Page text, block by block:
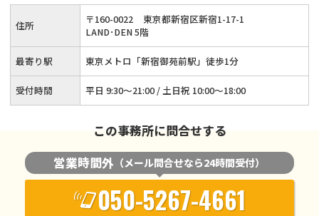
談も承ります
住所 〒160-0022
東京都新宿区新宿1-17-1
LAND･DEN 5階
最寄り駅 東京メトロ「新宿御苑前駅」徒歩1分
受付時間 平日 9:30～21:00 / 土日祝 10:00～18:00
この事務所に問合せする
営業時間外 （メール問合せなら24時間受付）
050-5267-4661